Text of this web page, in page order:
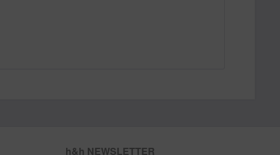
h&h NEWSLETTER